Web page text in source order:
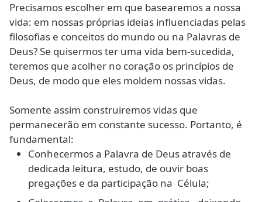
Precisamos escolher em que basearemos a nossa
vida: em nossas próprias ideias influenciadas pelas
filosofias e conceitos do mundo ou na Palavras de
Deus? Se quisermos ter uma vida bem-sucedida,
teremos que acolher no coração os princípios de
Deus, de modo que eles moldem nossas vidas.
Somente assim construiremos vidas que
permanecerão em constante sucesso. Portanto, é
fundamental:
Conhecermos a Palavra de Deus através de
dedicada leitura, estudo, de ouvir boas
pregações e da participação na Célula;